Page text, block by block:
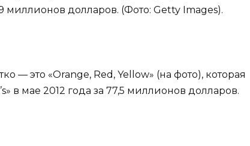
миллионов долларов. (Фото: Getty Images).
— это «Orange, Red, Yellow» (на фото), которая
в мае 2012 года за 77,5 миллионов долларов.